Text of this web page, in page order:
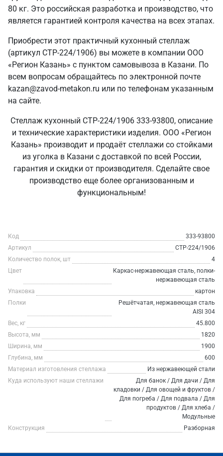
80 кг. Это российская разработка и производство, что
является гарантией контроля качества на всех этапах.
Приобрести этот практичный кухонный стеллаж
(артикул СТР-224/1906) вы можете в компании ООО
«Регион Казань» с пунктом самовывоза в Казани. По
всем вопросам обращайтесь по электронной почте
kazan@zavod-metakon.ru или по телефонам указанным
на сайте.
Стеллаж кухонный СТР-224/1906 333-93800, описание
и технические характеристики изделия. ООО «Регион
Казань» производит и продаёт стеллажи со стойками
из уголка в Казани с доставкой по всей России,
гарантия и скидки от производителя. Сделайте свое
производство еще более организованным и
функциональным!
Код
333-93800
Артикул
СТР-224/1906
Количество полок, шт
4
Цвет
Каркас-нержавеющая сталь, полки-
нержавеющая сталь
Упаковка
картон
Полки
Решётчатая, нержавеющая сталь
AISI 304
Вес, кг
45.800
Высота, мм
1820
Ширина, мм
1900
Глубина, мм
600
Материал изготовления стеллажа
Из нержавеющей стали
Куда используют наши стеллажи
Для банок / Для дачи / Для
кладовки / Для овощей и фруктов /
Для погреба / Для подвала / Для
продуктов / Для хлеба /
Модульные
Конструкция
Разборная